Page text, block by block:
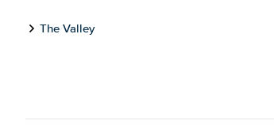
The Valley